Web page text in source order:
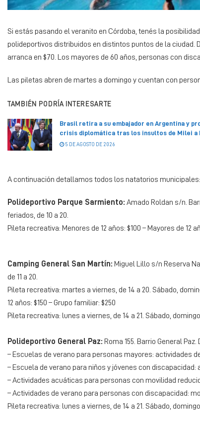
Si estás pasando el veranito en Córdoba, tenés la
polideportivos distribuidos en distintos puntos de la ciudad.
arranca en $70. Los mayores de 60 años, personas con
Las piletas abren de martes a domingo y cuentan con
TAMBIÉN PODRÍA INTERESARTE
Brasil retira a su embajador en Argentina y
crisis diplomática tras los insultos de Milei a
5 DE AGOSTO DE 2026
A continuación detallamos todos los natatorios municipales:
Polideportivo Parque Sarmiento: Amado Roldan s/n.
feriados, de 10 a 20.
Pileta recreativa: Menores de 12 años: $100 – Mayores de 12
Camping General San Martín: Miguel Lillo s/n Reserva
de 11 a 20.
Pileta recreativa: martes a viernes, de 14 a 20. Sábado,
12 años: $150 – Grupo familiar: $250
Pileta recreativa: lunes a viernes, de 14 a 21. Sábado, domingo
Polideportivo General Paz: Roma 155. Barrio General
– Escuelas de verano para personas mayores: actividades
– Escuela de verano para niños y jóvenes con
– Actividades acuáticas para personas con movilidad
– Actividades de verano para personas con discapacidad:
Pileta recreativa: lunes a viernes, de 14 a 21. Sábado, domingo